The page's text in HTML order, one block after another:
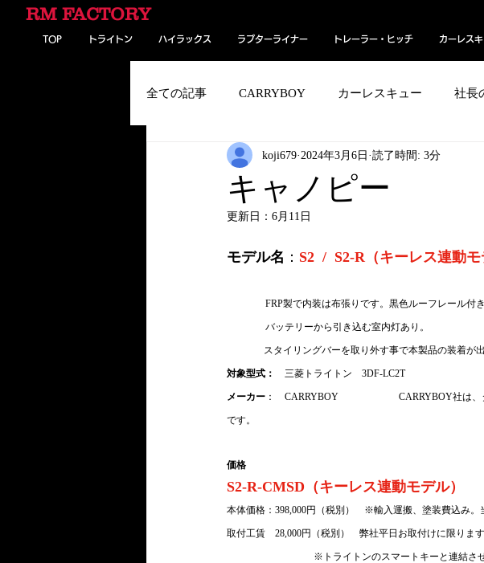
TOP トライトン ハイラックス ラプターライナー トレーラー・ヒッチ カーレス
RM FACTORY
全ての記事 CARRYBOY カーレスキュー 社長
パンク予防剤／ドリームシール ボディー艶コーテ
トレーラー パンアメリカ・オフロードバイク
キャノピー
koji679 2024年3月6日 読了時間: 3分
更新日： 6月11日
モデル名 ： S2  /  S2-R（キーレス連動
FRP製で内装は布張りです。黒色ルーフレール付き
バッテリーから引き込む室内灯あり。
スタイリングバーを取り外す事で本製品の装着が
対象型式： 三菱トライトン　3DF-LC2T
メーカー ：　CARRYBOY　　　　　　 CARRYBOY社は
です。
価格
S2-R-CMSD（キーレス連動モデル）
本体価格：398,000円（税別）　※輸入運搬、塗装費込み。
取付工賃　28,000円（税別）　弊社平日お取付けに限ります
※ トライトンのスマートキーと連結さ